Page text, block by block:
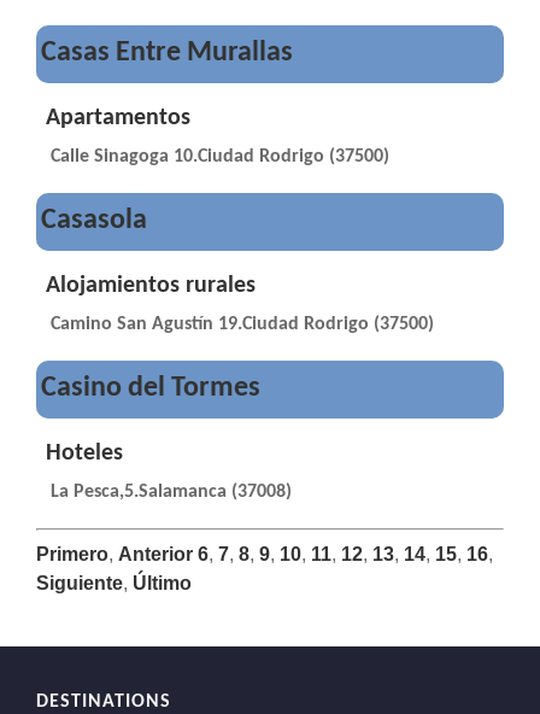
Casas Entre Murallas
Apartamentos
Calle Sinagoga 10.Ciudad Rodrigo (37500)
Casasola
Alojamientos rurales
Camino San Agustín 19.Ciudad Rodrigo (37500)
Casino del Tormes
Hoteles
La Pesca,5.Salamanca (37008)
Primero, Anterior 6, 7, 8, 9, 10, 11, 12, 13, 14, 15, 16,
Siguiente, Último
DESTINATIONS